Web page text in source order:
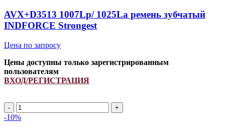
AVX+D3513 1007Lp/ 1025La ремень зубчатый
INDFORCE Strongest
Цена по запросу
Цены доступны только зарегистрированным
пользователям
ВХОД/РЕГИСТРАЦИЯ
AVX+D3513
1007Lp/
-10%